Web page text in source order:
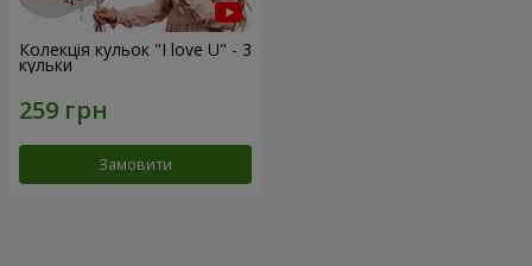
Колекція кульок "I love U" - 3
кульки
Замовити